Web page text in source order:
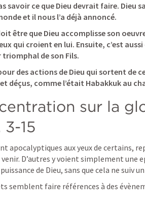
savoir ce que Dieu devrait faire. Dieu
et il nous l’a déjà annoncé.
être que Dieu accomplisse son
qui croient en lui. Ensuite, c’est
de son Fils.
des actions de Dieu qui sortent de
déçus, comme l’était Habakkuk au
sur la
3-15
apocalyptiques aux yeux de certains,
D’autres y voient simplement une
de Dieu, sans que cela ne suiv
semblent faire références à des